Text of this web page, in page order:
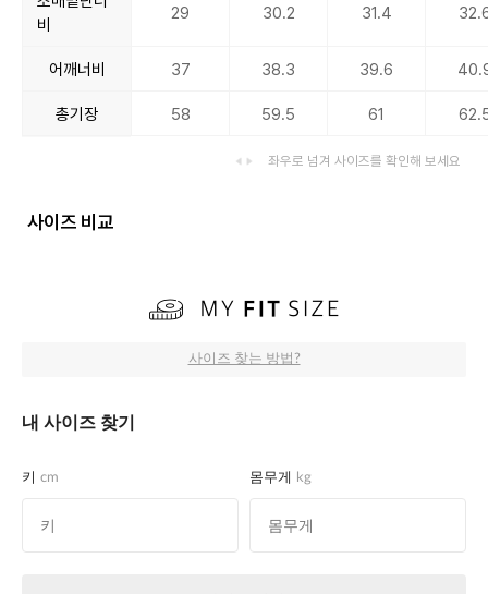
비
29 30.2 31.4
어깨너비 37 38.3 39.6
총기장 58 59.5 61
좌우로 넘겨 사이즈를 확인해 보세요
사이즈 비교